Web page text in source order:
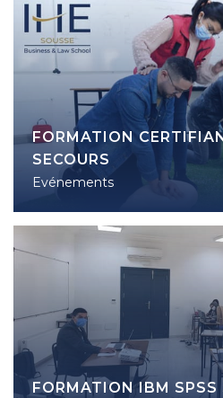
FORMATION
SECOURS
Evénements
FORMATION IBM